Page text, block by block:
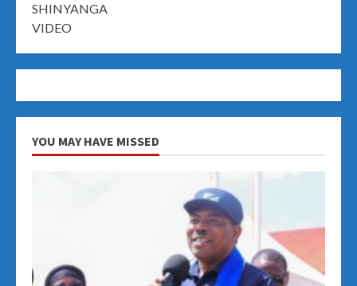
SHINYANGA
VIDEO
YOU MAY HAVE MISSED